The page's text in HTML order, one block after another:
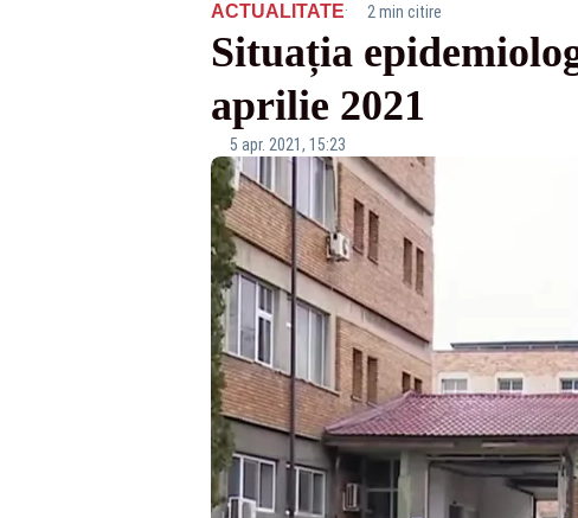
ACTUALITATE· 2 min citire
Situația
aprilie 2021
5 apr. 2021, 15:23